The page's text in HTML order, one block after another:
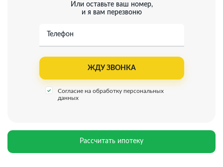
Или оставьте ваш номер,
и я вам перезвоню
Телефон
Согласие на обработку персональных
данных
Рассчитать ипотеку